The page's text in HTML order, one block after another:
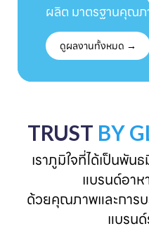
ผลิต มาตรฐานคุณภ
ดูผลงานทั้งหมด →
TRUST BY
เราภูมิใจที่ได้เป็นพั
แบรนด์อาห
ด้วยคุณภาพและการ
แบรน